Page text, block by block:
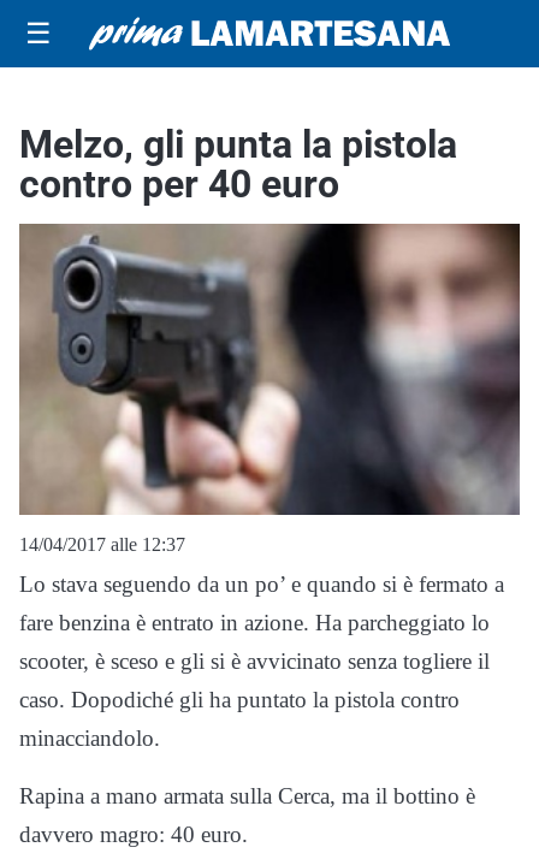
☰
Melzo, gli punta la pistola
contro per 40 euro
14/04/2017 alle 12:37
Lo stava seguendo da un po’ e quando si è fermato a
fare benzina è entrato in azione. Ha parcheggiato lo
scooter, è sceso e gli si è avvicinato senza togliere il
caso. Dopodiché gli ha puntato la pistola contro
minacciandolo.
Rapina a mano armata sulla Cerca, ma il bottino è
davvero magro: 40 euro.